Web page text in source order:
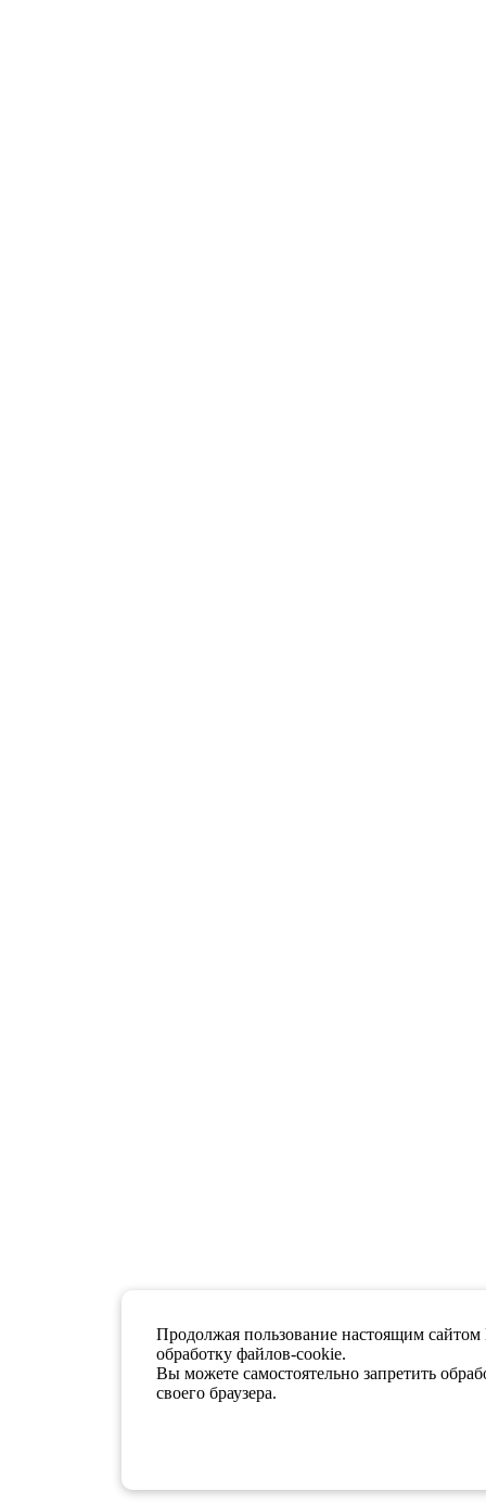
Продолжая пользование настоящим
обработку файлов-cookie.
Вы можете самостоятельно запретить
своего браузера.